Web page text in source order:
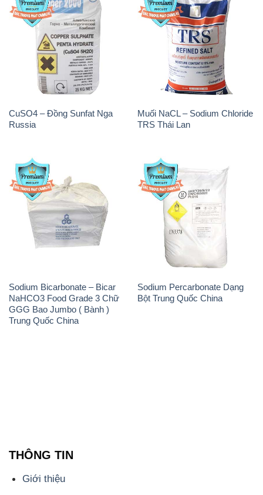
CuSO4 – Đồng Sunfat Nga
Russia
Muối NaCL – Sodium Chloride
TRS Thái Lan
Sodium Bicarbonate – Bicar
NaHCO3 Food Grade 3 Chữ
GGG Bao Jumbo ( Bành )
Trung Quốc China
Sodium Percarbonate Dạng
Bột Trung Quốc China
THÔNG TIN
Giới thiệu